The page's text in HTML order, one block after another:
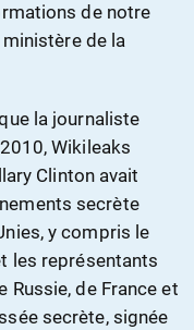
de notre
de la
la journaliste
Wikileaks
Clinton avait
secrète
y compris le
les représentants
Russie, de France et
secrète, signée